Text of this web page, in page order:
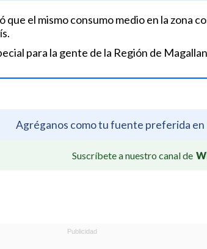
que el mismo consumo medio en la zona
para la gente de la Región de
Agréganos como tu fuente preferida en
Suscríbete a nuestro canal de